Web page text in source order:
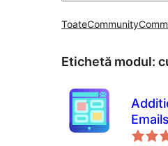
ToateCommunity
Etichetă modul:
for